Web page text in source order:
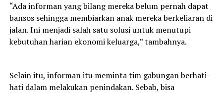
“Ada informan yang bilang mereka belum pernah dapat
bansos sehingga membiarkan anak mereka berkeliaran di
jalan. Ini menjadi salah satu solusi untuk menutupi
kebutuhan harian ekonomi keluarga,” tambahnya.
Selain itu, informan itu meminta tim gabungan berhati-
hati dalam melakukan penindakan. Sebab, bisa